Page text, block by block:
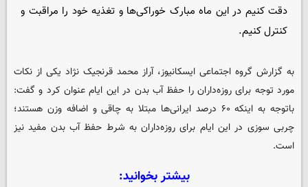
دقت کنیم در این ماه مبارک خوراکی‌ها و تغذیه خود را مراقبت و
کنترل کنیم.
به گزارش گروه اجتماعی ایسکانیوز، آراز محمد قرنجیک نژاد یکی از نکات
مورد توجه برای روزه‌داران را حفظ آب بدن در این ایام عنوان کرد و گفت:
باتوجه به اینکه ۶۰ درصد ایرانی‌ها مبتلا به چاقی و اضافه وزن هستند؛
چربی سوزی در این ایام برای روزه‌داران به شرط حفظ آب بدن مفید نیز
است.
بیشتر بخوانید: